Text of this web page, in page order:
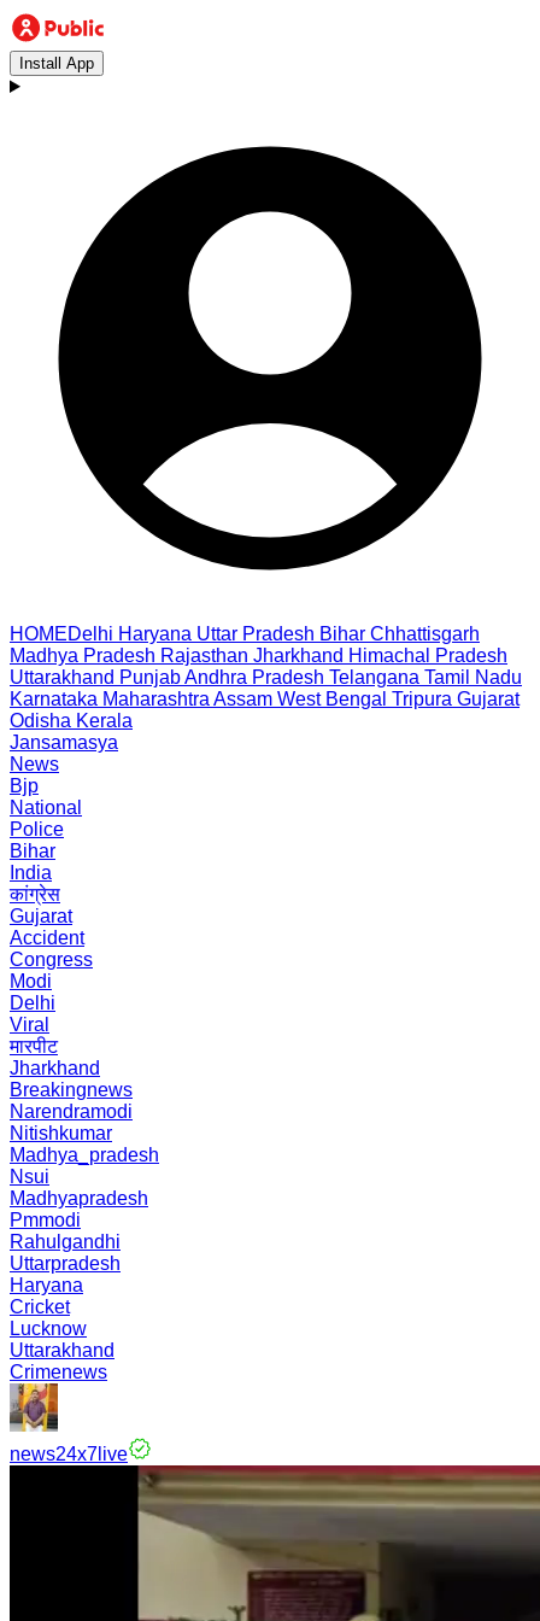
Install App
HOMEDelhi Haryana Uttar Pradesh Bihar Chhattisgarh
Madhya Pradesh Rajasthan Jharkhand Himachal Pradesh
Uttarakhand PunjabAndhra Pradesh Telangana Tamil Nadu
Karnataka Maharashtra Assam West Bengal Tripura Gujarat
Odisha Kerala
Jansamasya
News
Bjp
National
Police
Bihar
India
कांग्रेस
Gujarat
Accident
Congress
Modi
Delhi
Viral
मारपीट
Jharkhand
Breakingnews
Narendramodi
Nitishkumar
Madhya_pradesh
Nsui
Madhyapradesh
Pmmodi
Rahulgandhi
Uttarpradesh
Haryana
Cricket
Lucknow
Uttarakhand
Crimenews
news24x7live